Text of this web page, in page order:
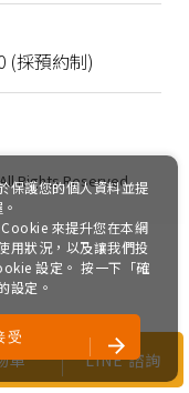
(採預約制)
All Rights Reserved.
車 LINE 諮詢
保護您的個人資料並提
來提升您在本網
用狀況，以及讓我們投
設定。 按一下「確
設定。
受